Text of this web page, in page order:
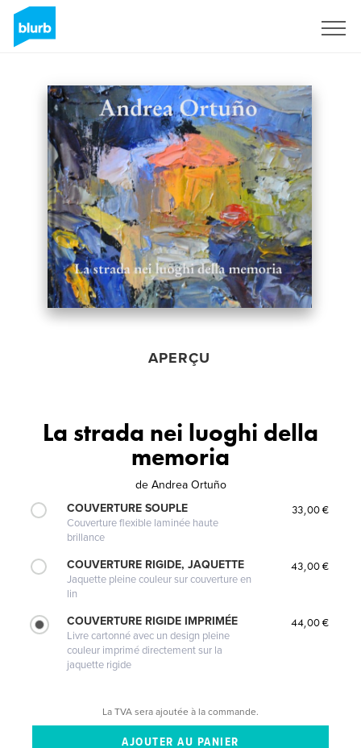
APERÇU
La strada nei luoghi della
memoria
de Andrea Ortuño
COUVERTURE SOUPLE
Couverture flexible laminée haute
brillance
33,00 €
COUVERTURE RIGIDE, JAQUETTE
Jaquette pleine couleur sur couverture en
lin
43,00 €
COUVERTURE RIGIDE IMPRIMÉE
Livre cartonné avec un design pleine
couleur imprimé directement sur la
jaquette rigide
44,00 €
La TVA sera ajoutée à la commande.